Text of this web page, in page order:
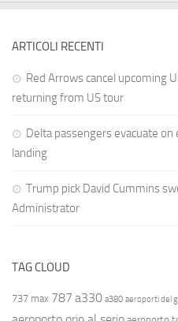
ARTICOLI RECENTI
Red Arrows cancel upcoming
returning from US tour
Delta passengers evacuate
landing
Trump pick David Cummins
Administrator
TAG CLOUD
737 max 787 a330 a380 aeroporti del